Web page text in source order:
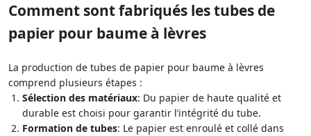
Comment sont fabriqués les tubes de
papier pour baume à lèvres
La production de tubes de papier pour baume à lèvres
comprend plusieurs étapes :
Sélection des matériaux: Du papier de haute qualité et
durable est choisi pour garantir l’intégrité du tube.
Formation de tubes: Le papier est enroulé et collé dans